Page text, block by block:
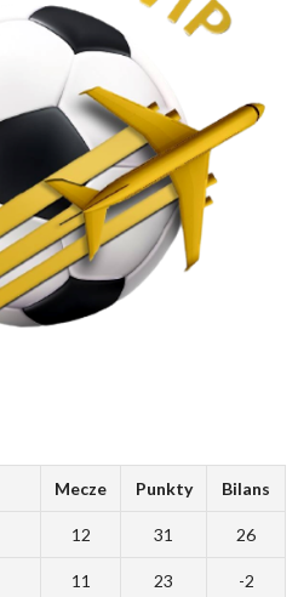
Mecze Punkty Bilans
12 31 26
11 23 -2